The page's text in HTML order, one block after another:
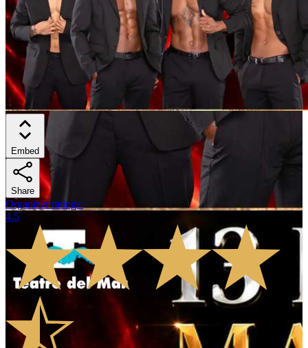
Embed
Share
Organizer ratings:
4.5